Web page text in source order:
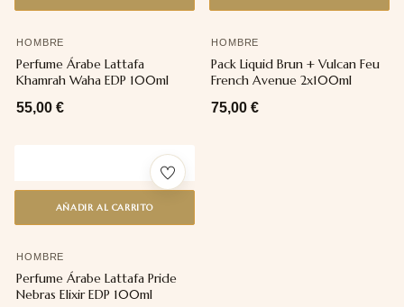
HOMBRE
Perfume Árabe Lattafa
Khamrah Waha EDP 100ml
55,00 €
HOMBRE
Pack Liquid Brun + Vulcan Feu
French Avenue 2x100ml
75,00 €
AÑADIR AL CARRITO
HOMBRE
Perfume Árabe Lattafa Pride
Nebras Elixir EDP 100ml